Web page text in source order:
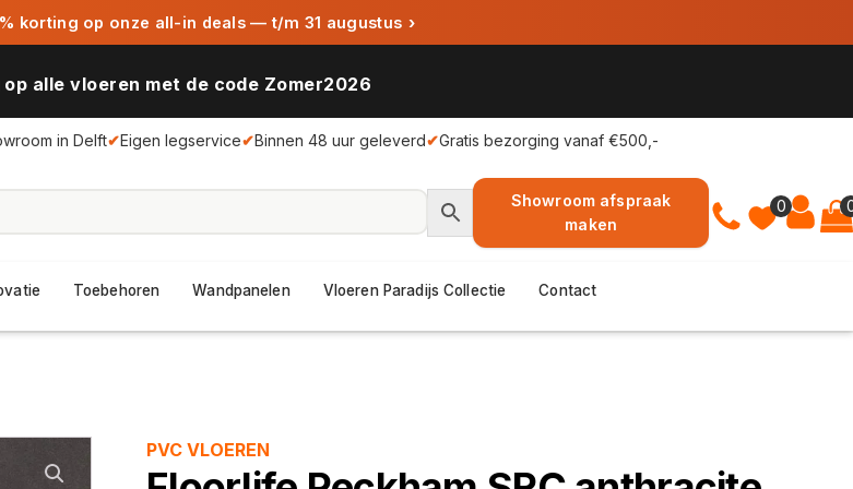
korting op onze all-in deals — t/m 31 augustus ›
alle vloeren met de code Zomer2026
in Delft✔Eigen legservice✔Binnen 48 uur geleverd✔Gratis bezorging vanaf €500,-
0
Showroom afspraak
maken
Toebehoren Wandpanelen Vloeren Paradijs Collectie Contact
PVC VLOEREN